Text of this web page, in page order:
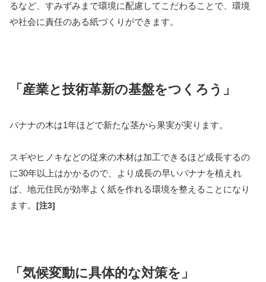
るなど、すみずみまで環境に配慮してこだわることで、環境
や社会に責任のある紙づくりができます。
「産業と技術革新の基盤をつくろう」
バナナの木は1年ほどで新たな茎から果実が実ります。
スギやヒノキなどの従来の木材は加工できるほど成長するの
に30年以上はかかるので、より成長の早いバナナを植えれ
ば、地元住民が効率よく紙を作れる環境を整えることになり
ます。 [注3]
「気候変動に具体的な対策を」